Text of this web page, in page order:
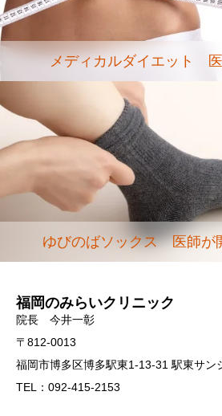
メディカルダイエット
ゆびのばソックス 医師が
福岡のみらいクリニック
院長 今井一彰
〒812-0013
福岡市博多区博多駅東1-13-31 駅東サン
TEL：092-415-2153